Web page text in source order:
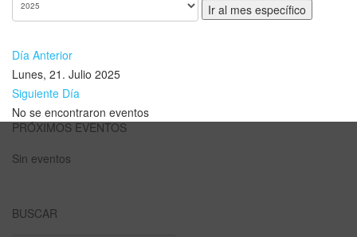
Ir al mes específico
Día Anterior
Lunes, 21. Julio 2025
Siguiente Día
No se encontraron eventos
PRÓXIMOS EVENTOS
Sin eventos
BUSCAR